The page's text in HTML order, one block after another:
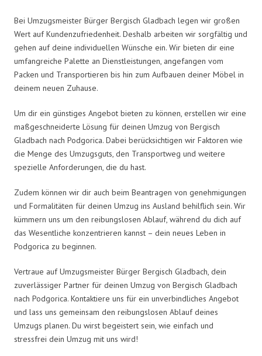
Bei Umzugsmeister Bürger Bergisch Gladbach legen wir großen
Wert auf Kundenzufriedenheit. Deshalb arbeiten wir sorgfältig und
gehen auf deine individuellen Wünsche ein. Wir bieten dir eine
umfangreiche Palette an Dienstleistungen, angefangen vom
Packen und Transportieren bis hin zum Aufbauen deiner Möbel in
deinem neuen Zuhause.
Um dir ein günstiges Angebot bieten zu können, erstellen wir eine
maßgeschneiderte Lösung für deinen Umzug von Bergisch
Gladbach nach Podgorica. Dabei berücksichtigen wir Faktoren wie
die Menge des Umzugsguts, den Transportweg und weitere
spezielle Anforderungen, die du hast.
Zudem können wir dir auch beim Beantragen von genehmigungen
und Formalitäten für deinen Umzug ins Ausland behilflich sein. Wir
kümmern uns um den reibungslosen Ablauf, während du dich auf
das Wesentliche konzentrieren kannst – dein neues Leben in
Podgorica zu beginnen.
Vertraue auf Umzugsmeister Bürger Bergisch Gladbach, dein
zuverlässiger Partner für deinen Umzug von Bergisch Gladbach
nach Podgorica. Kontaktiere uns für ein unverbindliches Angebot
und lass uns gemeinsam den reibungslosen Ablauf deines
Umzugs planen. Du wirst begeistert sein, wie einfach und
stressfrei dein Umzug mit uns wird!